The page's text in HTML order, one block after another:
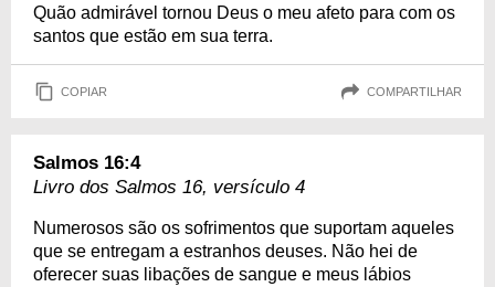
Quão admirável tornou Deus o meu afeto para com os
santos que estão em sua terra.
COPIAR COMPARTILHAR
Salmos 16:4
Livro dos Salmos 16, versículo 4
Numerosos são os sofrimentos que suportam aqueles
que se entregam a estranhos deuses. Não hei de
oferecer suas libações de sangue e meus lábios